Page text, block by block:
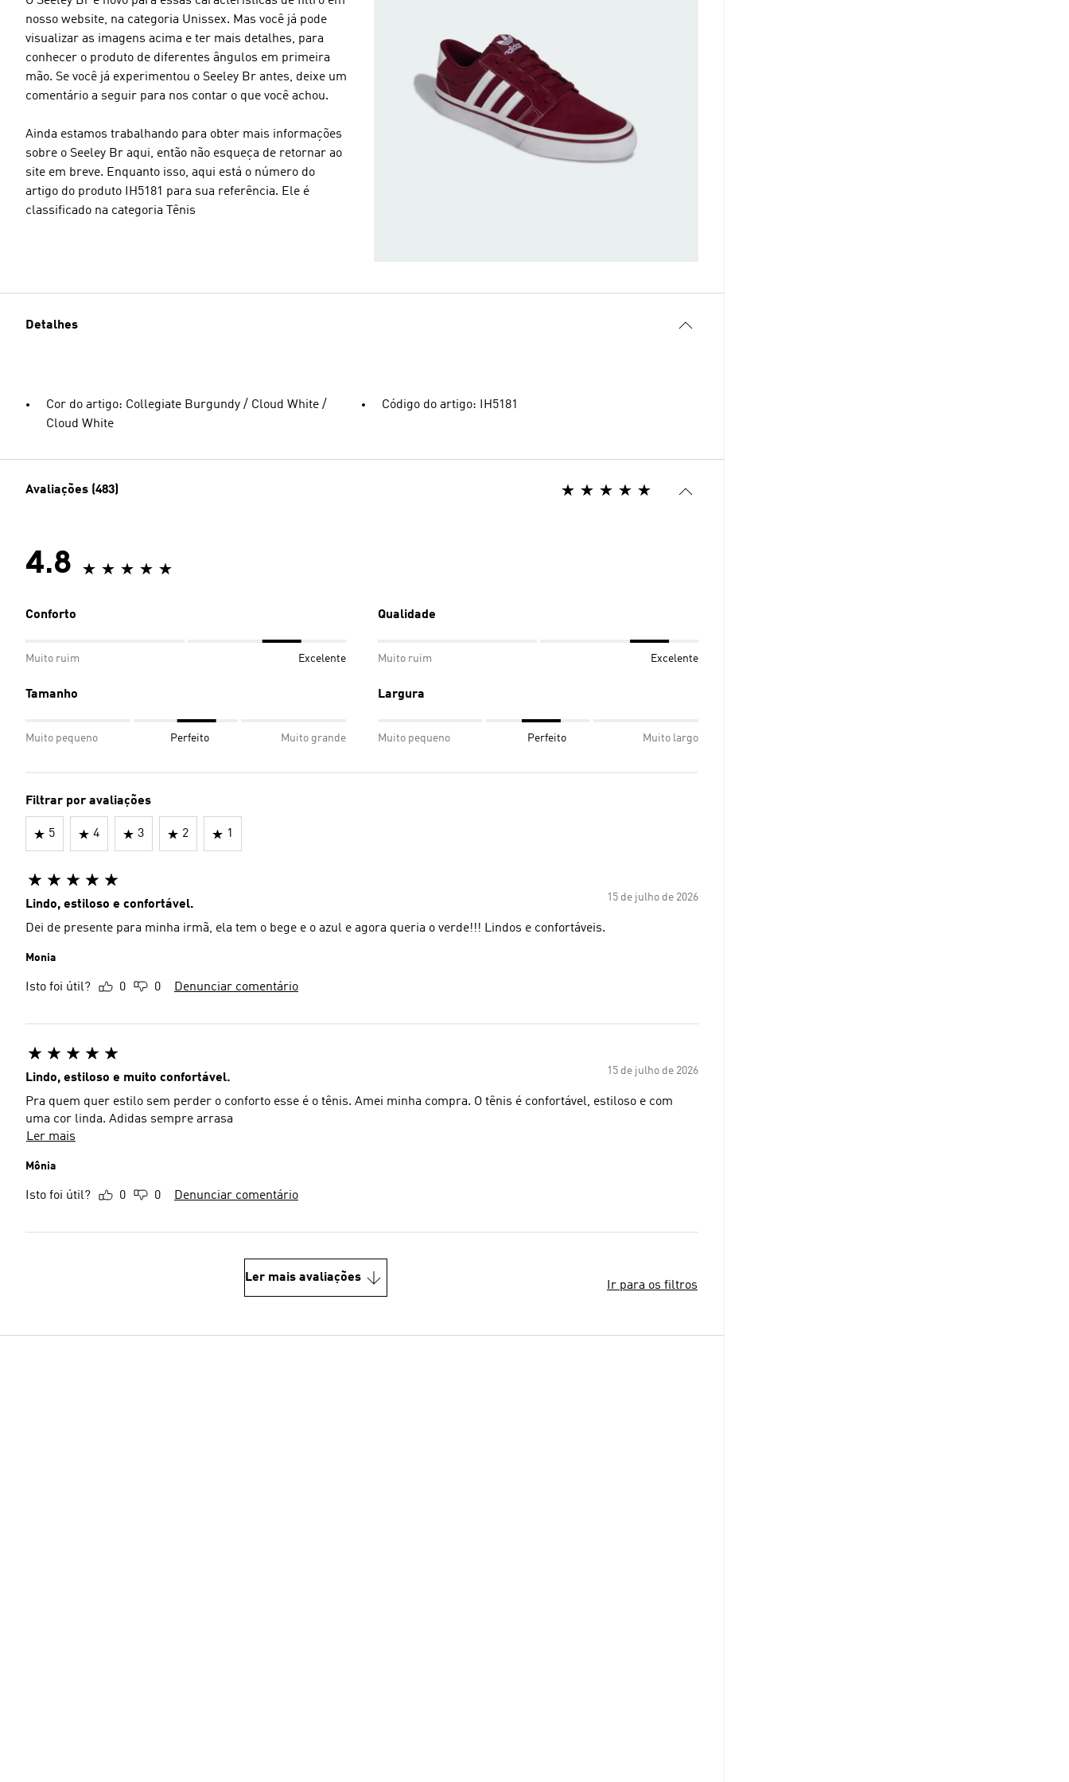
nosso website, na categoria Unissex. Mas você já pode
visualizar as imagens acima e ter mais detalhes, para
conhecer o produto de diferentes ângulos em primeira
mão. Se você já experimentou o Seeley Br antes, deixe um
comentário a seguir para nos contar o que você achou.
Ainda estamos trabalhando para obter mais informações
sobre o Seeley Br aqui, então não esqueça de retornar ao
site em breve. Enquanto isso, aqui está o número do
artigo do produto IH5181 para sua referência. Ele é
classificado na categoria Tênis
Detalhes
Cor do artigo: Collegiate Burgundy / Cloud White /
Cloud White
Código do artigo: IH5181
Avaliações (483)
4.8
Conforto
Muito ruim Excelente
Qualidade
Muito ruim Excelente
Tamanho
Muito pequeno Perfeito Muito grande
Largura
Muito pequeno Perfeito Muito largo
Filtrar por avaliações
5 4 3 2 1
15 de julho de 2026
Lindo, estiloso e confortável.
Dei de presente para minha irmã, ela tem o bege e o azul e agora queria o verde!!! Lindos e confortáveis.
Monia
Isto foi útil? 0 0 Denunciar comentário
15 de julho de 2026
Lindo, estiloso e muito confortável.
Pra quem quer estilo sem perder o conforto esse é o tênis. Amei minha compra. O tênis é confortável, estiloso e com
uma cor linda. Adidas sempre arrasa
Ler mais
Mônia
Isto foi útil? 0 0 Denunciar comentário
Ler mais avaliações
Ir para os filtros